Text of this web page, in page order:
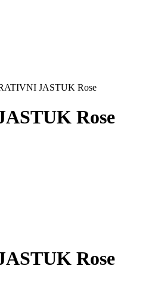
JASTUK Rose
Rose
Rose